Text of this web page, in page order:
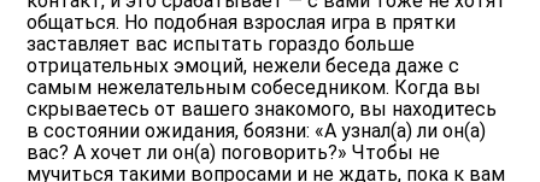
общаться. Но подобная взрослая игра в прятки
заставляет вас испытать гораздо больше
отрицательных эмоций, нежели беседа даже с
самым нежелательным собеседником. Когда вы
скрываетесь от вашего знакомого, вы находитесь
в состоянии ожидания, боязни: «А узнал(а) ли он(а)
вас? А хочет ли он(а) поговорить?» Чтобы не
мучиться такими вопросами и не ждать, пока к вам